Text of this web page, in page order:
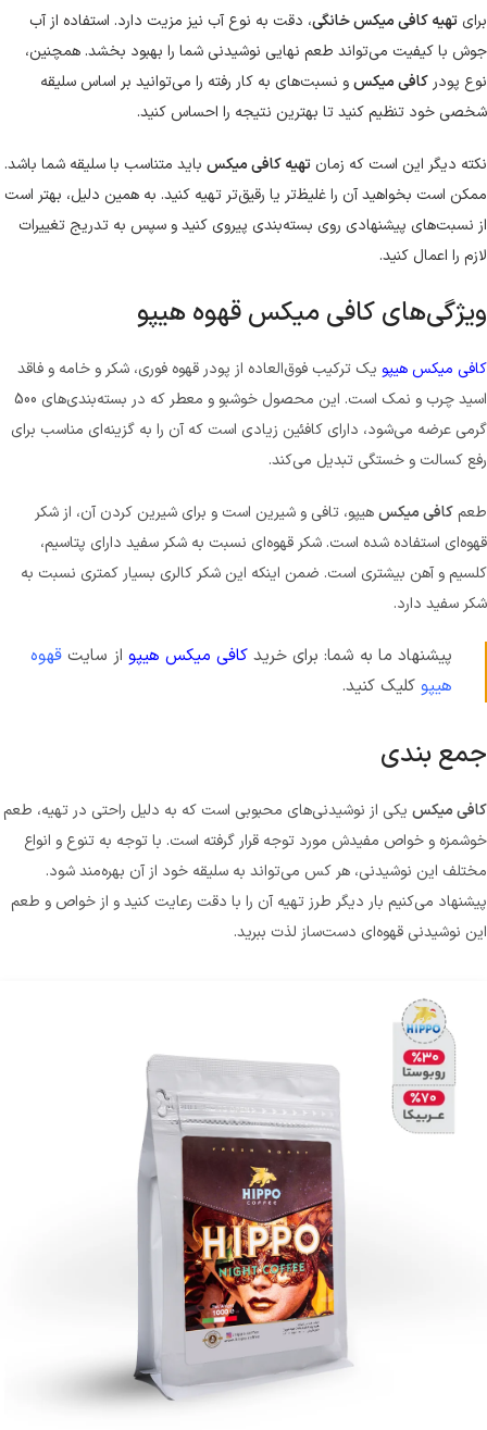
برای تهیه کافی میکس خانگی، دقت به نوع آب نیز مزیت دارد. استفاده از آب
جوش با کیفیت می‌تواند طعم نهایی نوشیدنی شما را بهبود بخشد. همچنین،
نوع پودر کافی میکسو نسبت‌های به کار رفته را می‌توانید بر اساس سلیقه
شخصی خود تنظیم کنید تا بهترین نتیجه را احساس کنید.
نکته دیگر این است که زمان تهیه کافی میکس باید متناسب با سلیقه شما باشد.
ممکن است بخواهید آن را غلیظ‌تر یا رقیق‌تر تهیه کنید. به همین دلیل، بهتر است
از نسبت‌های پیشنهادی روی بسته‌بندی پیروی کنید و سپس به تدریج تغییرات
لازم را اعمال کنید.
ویژگی‌های کافی میکس قهوه هیپو
کافی میکس هیپو یک ترکیب فوق‌العاده از پودر قهوه فوری، شکر و خامه و فاقد
اسید چرب و نمک است. این محصول خوشبو و معطر که در بسته‌بندی‌های 500
گرمی عرضه می‌شود، دارای کافئین زیادی است که آن را به گزینه‌ای مناسب برای
رفع کسالت و خستگی تبدیل می‌کند.
طعم کافی میکسهیپو، تافی و شیرین است و برای شیرین کردن آن، از شکر
قهوه‌ای استفاده شده است. شکر قهوه‌ای نسبت به شکر سفید دارای پتاسیم،
کلسیم و آهن بیشتری است. ضمن اینکه این شکر کالری بسیار کمتری نسبت به
شکر سفید دارد.
پیشنهاد ما به شما: برای خرید کافی میکس هیپو از سایت قهوه
هیپو کلیک کنید.
جمع بندی
کافی میکس یکی از نوشیدنی‌های محبوبی است که به دلیل راحتی در تهیه، طعم
خوشمزه و خواص مفیدش مورد توجه قرار گرفته است. با توجه به تنوع و انواع
مختلف این نوشیدنی، هر کس می‌تواند به سلیقه خود از آن بهره‌مند شود.
پیشنهاد می‌کنیم بار دیگر طرز تهیه آن را با دقت رعایت کنید و از خواص و طعم
این نوشیدنی قهوه‌ای دست‌ساز لذت ببرید.